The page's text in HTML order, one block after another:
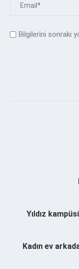
Bilgilerini sonraki
Yıldız
Kadın ev